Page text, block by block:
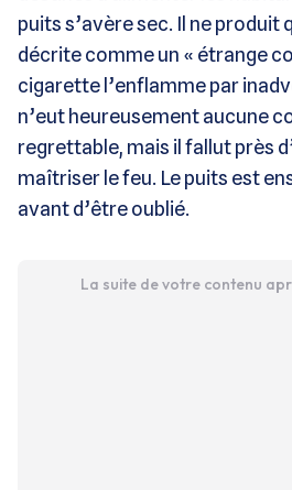
puits s’avère sec. Il ne produit
décrite comme un « étrange
cigarette l’enflamme par
n’eut heureusement aucune
regrettable, mais il fallut près
maîtriser le feu. Le puits est
avant d’être oublié.
La suite de votre contenu